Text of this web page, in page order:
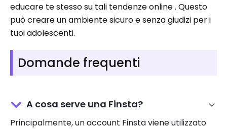
educare te stesso su tali tendenze online . Questo
può creare un ambiente sicuro e senza giudizi per i
tuoi adolescenti.
Domande frequenti
A cosa serve una Finsta?
Principalmente, un account Finsta viene utilizzato